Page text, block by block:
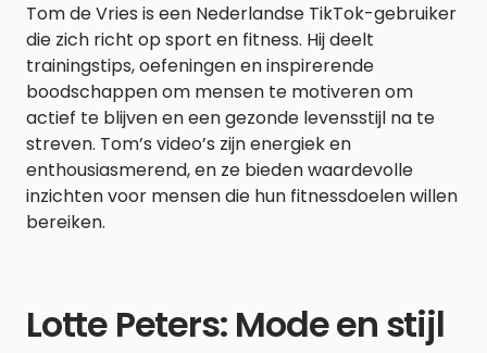
Tom de Vries is een Nederlandse TikTok-gebruiker
die zich richt op sport en fitness. Hij deelt
trainingstips, oefeningen en inspirerende
boodschappen om mensen te motiveren om
actief te blijven en een gezonde levensstijl na te
streven. Tom’s video’s zijn energiek en
enthousiasmerend, en ze bieden waardevolle
inzichten voor mensen die hun fitnessdoelen willen
bereiken.
Lotte Peters: Mode en stijl